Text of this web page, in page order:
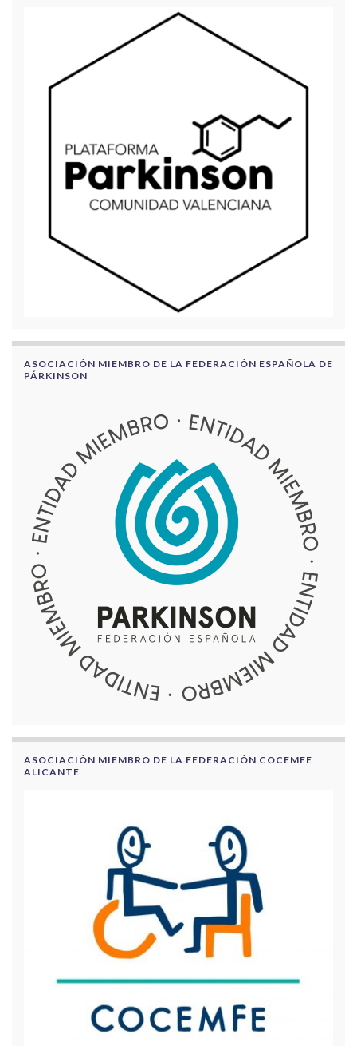
ASOCIACIÓN MIEMBRO DE LA FEDERACIÓN ESPAÑOLA DE
PÁRKINSON
ASOCIACIÓN MIEMBRO DE LA FEDERACIÓN COCEMFE
ALICANTE